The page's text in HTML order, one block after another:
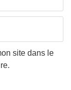
site dans le